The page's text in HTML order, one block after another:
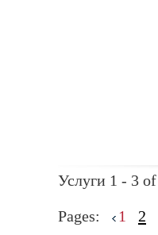
Услуги 1 - 3
Pages: 1 2